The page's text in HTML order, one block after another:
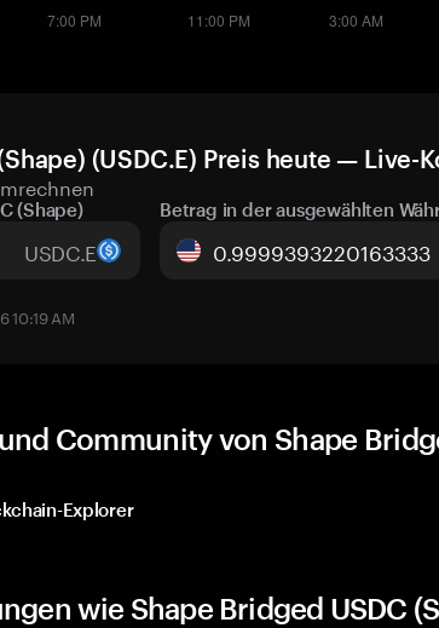
(USDC.E) Preis heute — Live-
(Shape)
USDC.E
Betrag in der ausgewählten
10:19 AM
Community von Shape
Explorer
wie Shape Bridged USDC